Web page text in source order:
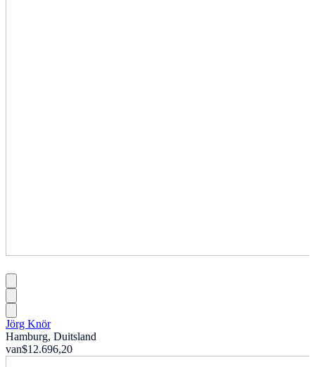
Jörg Knör
Hamburg, Duitsland
van$12.696,20